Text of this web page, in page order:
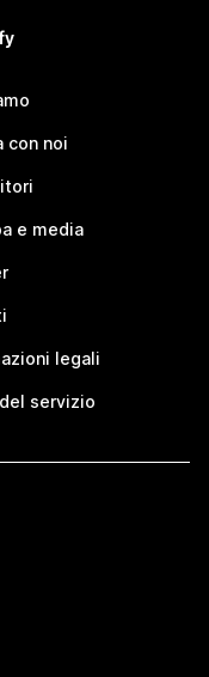
con noi
e media
legali
servizio